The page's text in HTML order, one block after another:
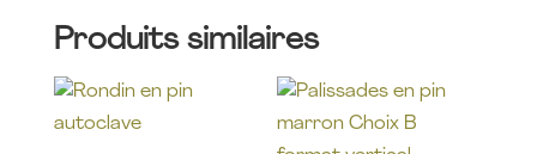
Produits similaires